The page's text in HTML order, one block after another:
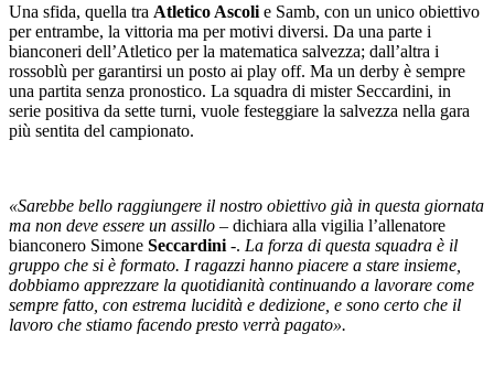
Una sfida, quella tra Atletico Ascoli e Samb, con un unico obiettivo
per entrambe, la vittoria ma per motivi diversi. Da una parte i
bianconeri dell’Atletico per la matematica salvezza; dall’altra i
rossoblù per garantirsi un posto ai play off. Ma un derby è sempre
una partita senza pronostico. La squadra di mister Seccardini, in
serie positiva da sette turni, vuole festeggiare la salvezza nella gara
più sentita del campionato.
«Sarebbe bello raggiungere il nostro obiettivo già in questa giornata
ma non deve essere un assillo – dichiara alla vigilia l’allenatore
bianconero Simone Seccardini -. La forza di questa squadra è il
gruppo che si è formato. I ragazzi hanno piacere a stare insieme,
dobbiamo apprezzare la quotidianità continuando a lavorare come
sempre fatto, con estrema lucidità e dedizione, e sono certo che il
lavoro che stiamo facendo presto verrà pagato».